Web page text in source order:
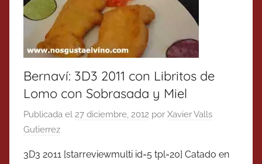
Bernaví: 3D3 2011 con Libritos de
Lomo con Sobrasada y Miel
Publicada el 27 diciembre, 2012 por Xavier Valls
Gutierrez
3D3 2011 [starreviewmulti id=5 tpl=20] Catado en